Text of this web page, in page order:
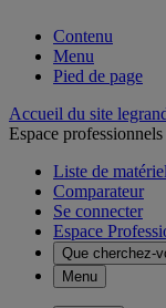
Contenu
Menu
Pied de page
Accueil du site
Espace professionnels
Liste de matériel
Comparateur
Se connecter
Espace
Que cherchez-
Menu